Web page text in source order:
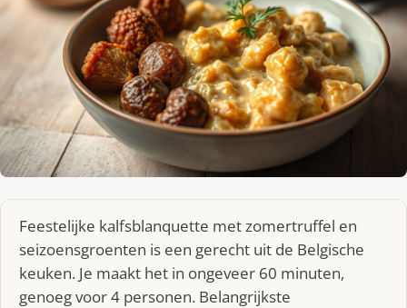
Feestelijke kalfsblanquette met zomertruffel en
seizoensgroenten is een gerecht uit de Belgische
keuken. Je maakt het in ongeveer 60 minuten,
genoeg voor 4 personen. Belangrijkste